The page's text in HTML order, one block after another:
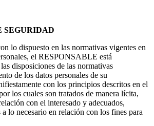
SEGURIDAD
lo dispuesto en las normativas vigentes en
el RESPONSABLE está
disposiciones de las normativas
de los datos personales de su
con los principios descritos en el
los cuales son tratados de manera lícita,
con el interesado y adecuados,
lo necesario en relación con los fines para